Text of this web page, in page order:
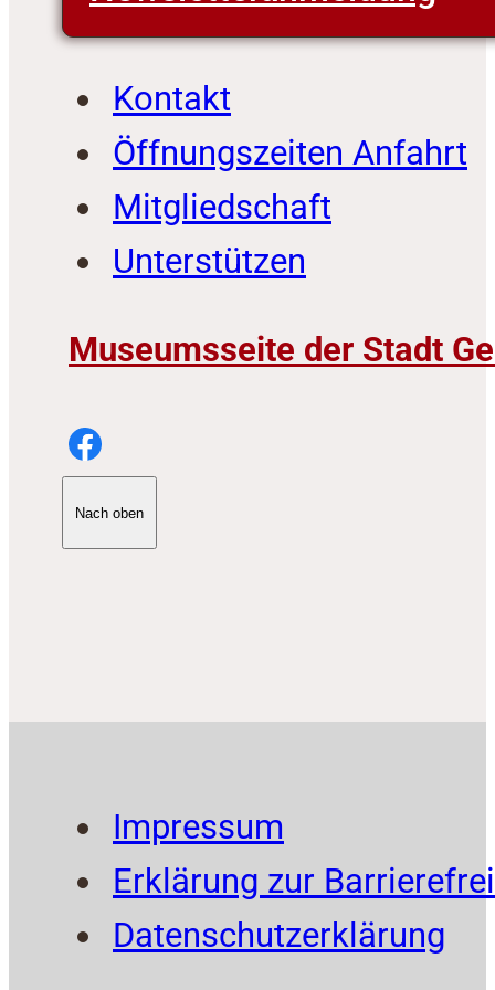
Kontakt
Öffnungszeiten Anfahrt
Mitgliedschaft
Unterstützen
Museumsseite der Stadt
Nach oben
Impressum
Erklärung zur
Datenschutzerklärung